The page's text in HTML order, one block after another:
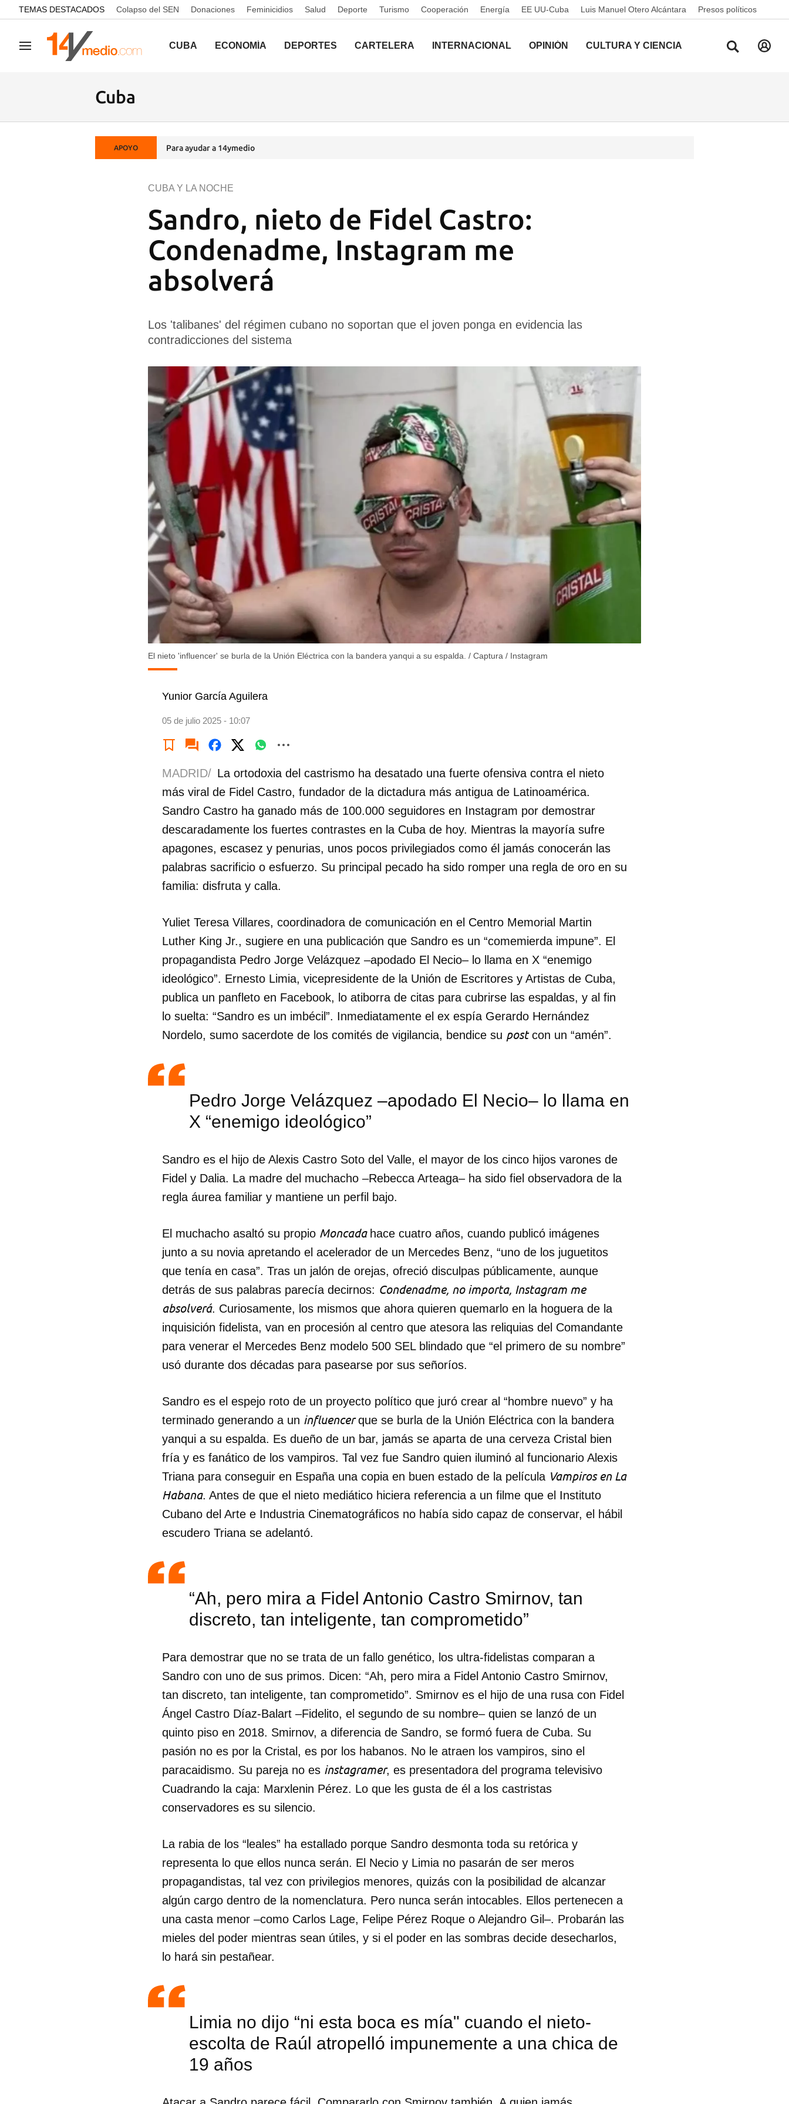
common.go-to-content
TEMAS DESTACADOS Colapso del SEN Donaciones Feminicidios Salud Deporte Turismo Cooperación Energía EE UU-Cuba Luis Manuel Otero Alcántara Presos políticos
Navegación CUBA ECONOMÍA DEPORTES CARTELERA INTERNACIONAL OPINIÓN CULTURA Y CIENCIA
Cuba
APOYO Para ayudar a 14ymedio
Sandro, nieto de Fidel Castro:
Condenadme, Instagram me
absolverá
CUBA Y LA NOCHE
Los 'talibanes' del régimen cubano no soportan que el joven ponga en evidencia las
contradicciones del sistema
El nieto 'influencer' se burla de la Unión Eléctrica con la bandera yanqui a su espalda. / Captura / Instagram
Yunior García Aguilera
05 de julio 2025 - 10:07
Guardar como favorito
Para poder guardar como favorito, primero has de iniciar sesión con tu
cuenta de 14ymedio.
INICIAR SESIÓN CANCELAR
MADRID/ La ortodoxia del castrismo ha desatado una fuerte ofensiva contra el nieto
más viral de Fidel Castro, fundador de la dictadura más antigua de Latinoamérica.
Sandro Castro ha ganado más de 100.000 seguidores en Instagram por demostrar
descaradamente los fuertes contrastes en la Cuba de hoy. Mientras la mayoría sufre
apagones, escasez y penurias, unos pocos privilegiados como él jamás conocerán las
palabras sacrificio o esfuerzo. Su principal pecado ha sido romper una regla de oro en su
familia: disfruta y calla.
Yuliet Teresa Villares, coordinadora de comunicación en el Centro Memorial Martin
Luther King Jr., sugiere en una publicación que Sandro es un “comemierda impune”. El
propagandista Pedro Jorge Velázquez –apodado El Necio– lo llama en X “enemigo
ideológico”. Ernesto Limia, vicepresidente de la Unión de Escritores y Artistas de Cuba,
publica un panfleto en Facebook, lo atiborra de citas para cubrirse las espaldas, y al fin
lo suelta: “Sandro es un imbécil”. Inmediatamente el ex espía Gerardo Hernández
Nordelo, sumo sacerdote de los comités de vigilancia, bendice su postcon un “amén”.
Pedro Jorge Velázquez –apodado El Necio– lo llama en
X “enemigo ideológico”
Sandro es el hijo de Alexis Castro Soto del Valle, el mayor de los cinco hijos varones de
Fidel y Dalia. La madre del muchacho –Rebecca Arteaga– ha sido fiel observadora de la
regla áurea familiar y mantiene un perfil bajo.
El muchacho asaltó su propio Moncada hace cuatro años, cuando publicó imágenes
junto a su novia apretando el acelerador de un Mercedes Benz, “uno de los juguetitos
que tenía en casa”. Tras un jalón de orejas, ofreció disculpas públicamente, aunque
detrás de sus palabras parecía decirnos: Condenadme, no importa, Instagram me
absolverá. Curiosamente, los mismos que ahora quieren quemarlo en la hoguera de la
inquisición fidelista, van en procesión al centro que atesora las reliquias del Comandante
para venerar el Mercedes Benz modelo 500 SEL blindado que “el primero de su nombre”
usó durante dos décadas para pasearse por sus señoríos.
Sandro es el espejo roto de un proyecto político que juró crear al “hombre nuevo” y ha
terminado generando a un influencerque se burla de la Unión Eléctrica con la bandera
yanqui a su espalda. Es dueño de un bar, jamás se aparta de una cerveza Cristal bien
fría y es fanático de los vampiros. Tal vez fue Sandro quien iluminó al funcionario Alexis
Triana para conseguir en España una copia en buen estado de la película Vampiros en La
Habana. Antes de que el nieto mediático hiciera referencia a un filme que el Instituto
Cubano del Arte e Industria Cinematográficos no había sido capaz de conservar, el hábil
escudero Triana se adelantó.
“Ah, pero mira a Fidel Antonio Castro Smirnov, tan
discreto, tan inteligente, tan comprometido”
Para demostrar que no se trata de un fallo genético, los ultra-fidelistas comparan a
Sandro con uno de sus primos. Dicen: “Ah, pero mira a Fidel Antonio Castro Smirnov,
tan discreto, tan inteligente, tan comprometido”. Smirnov es el hijo de una rusa con Fidel
Ángel Castro Díaz-Balart –Fidelito, el segundo de su nombre– quien se lanzó de un
quinto piso en 2018. Smirnov, a diferencia de Sandro, se formó fuera de Cuba. Su
pasión no es por la Cristal, es por los habanos. No le atraen los vampiros, sino el
paracaidismo. Su pareja no es instagramer, es presentadora del programa televisivo
Cuadrando la caja: Marxlenin Pérez. Lo que les gusta de él a los castristas
conservadores es su silencio.
La rabia de los “leales” ha estallado porque Sandro desmonta toda su retórica y
representa lo que ellos nunca serán. El Necio y Limia no pasarán de ser meros
propagandistas, tal vez con privilegios menores, quizás con la posibilidad de alcanzar
algún cargo dentro de la nomenclatura. Pero nunca serán intocables. Ellos pertenecen a
una casta menor –como Carlos Lage, Felipe Pérez Roque o Alejandro Gil–. Probarán las
mieles del poder mientras sean útiles, y si el poder en las sombras decide desecharlos,
lo hará sin pestañear.
Limia no dijo “ni esta boca es mía" cuando el nieto-
escolta de Raúl atropelló impunemente a una chica de
19 años